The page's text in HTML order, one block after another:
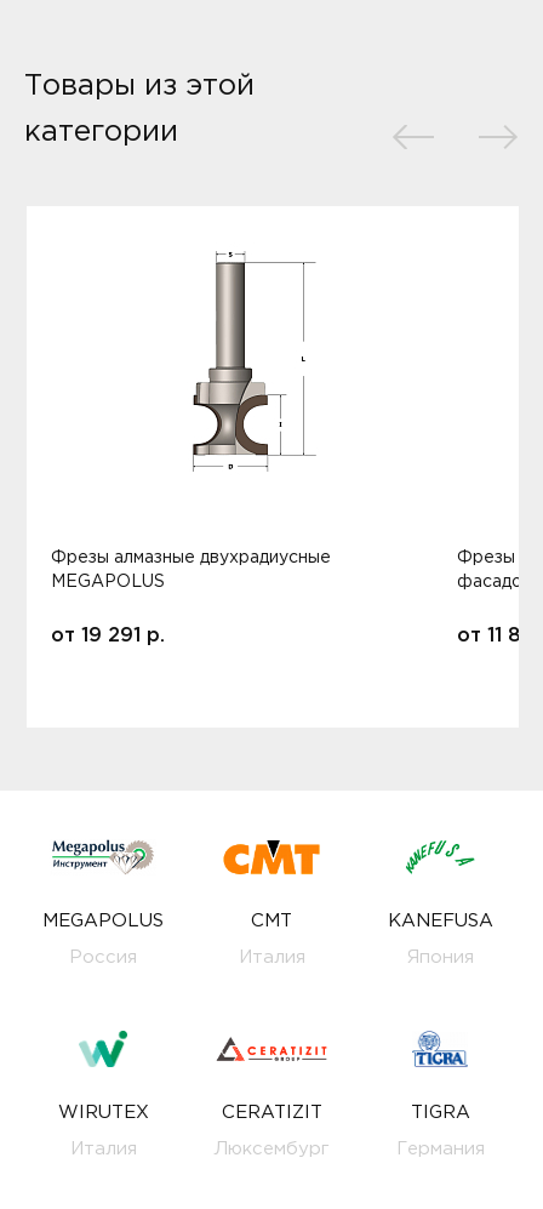
Товары из этой
категории
Фрезы алмазные двухрадиусные
MEGAPOLUS
от 19 291 р.
Фрезы
фасадов
от 11
MEGAPOLUS
Россия
CMT
Италия
KANEFUSA
Япония
WIRUTEX
Италия
CERATIZIT
Люксембург
TIGRA
Германия